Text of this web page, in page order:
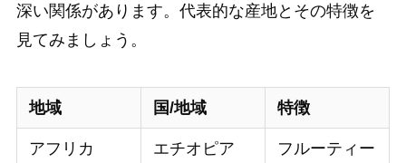
深い関係があります。代表的な産地とその特徴を
見てみましょう。
地域 国/地域 特徴
アフリカ エチオピア
フルーティー